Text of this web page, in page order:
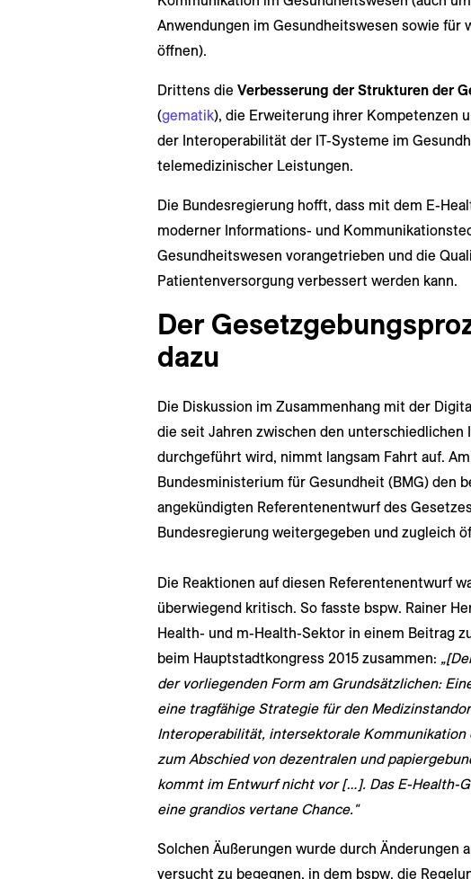
Anwendungen im Gesundheitswesen sowie für
öffnen).
Drittens die Verbesserung der Strukturen der
(gematik), die Erweiterung ihrer Kompetenzen
der Interoperabilität der IT-Systeme im
telemedizinischer Leistungen.
Die Bundesregierung hofft, dass mit dem E-
moderner Informations- und
Gesundheitswesen vorangetrieben und die
Patientenversorgung verbessert werden kann.
Der
dazu
Die Diskussion im Zusammenhang mit der
die seit Jahren zwischen den
durchgeführt wird, nimmt langsam Fahrt auf. Am
Bundesministerium für Gesundheit (BMG) den
angekündigten Referentenentwurf des
Bundesregierung weitergegeben und zugleich
Die Reaktionen auf diesen Referentenentwurf
überwiegend kritisch. So fasste bspw. Rainer
Health- und m-Health-Sektor in einem Beitrag
beim Hauptstadtkongress 2015 zusammen:
der vorliegenden Form am Grundsätzlichen:
eine tragfähige Strategie für den
Interoperabilität, intersektorale
zum Abschied von dezentralen und
kommt im Entwurf nicht vor […]. Das E-Health-
eine grandios vertane Chance."
Solchen Äußerungen wurde durch Änderungen
versucht zu begegnen, in dem bspw. die